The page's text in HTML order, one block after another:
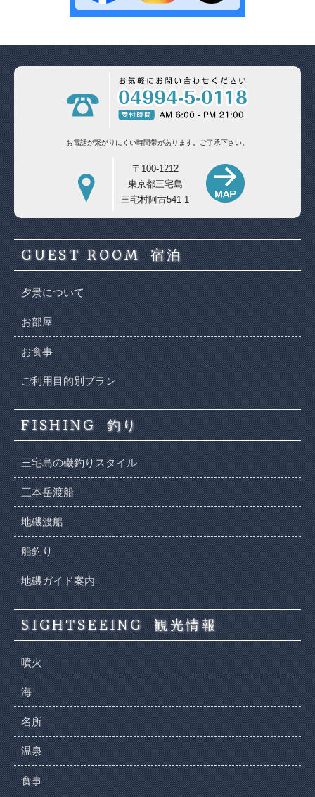
お電話が繋がりにくい時間帯があります。 ご了承下さい。
〒100-1212
東京都三宅島
三宅村阿古541-1
GUEST ROOM 宿泊
夕景について
お部屋
お食事
ご利用目的別プラン
FISHING 釣り
三宅島の磯釣りスタイル
三本岳渡船
地磯渡船
船釣り
地磯ガイド案内
SIGHTSEEING 観光情報
噴火
海
名所
温泉
食事